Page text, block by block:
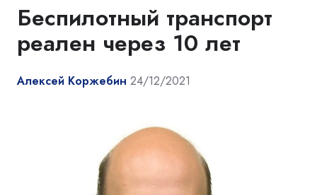
Беспилотный транспорт
реален через 10 лет
Алексей Коржебин 24/12/2021